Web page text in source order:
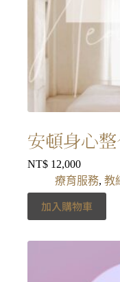
安頓身心
NT$ 12,000
療育服務, 教
加入購物車